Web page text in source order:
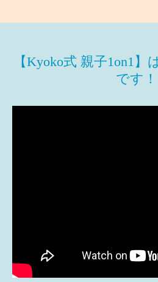
【Kyoko式 親子1on1
です！